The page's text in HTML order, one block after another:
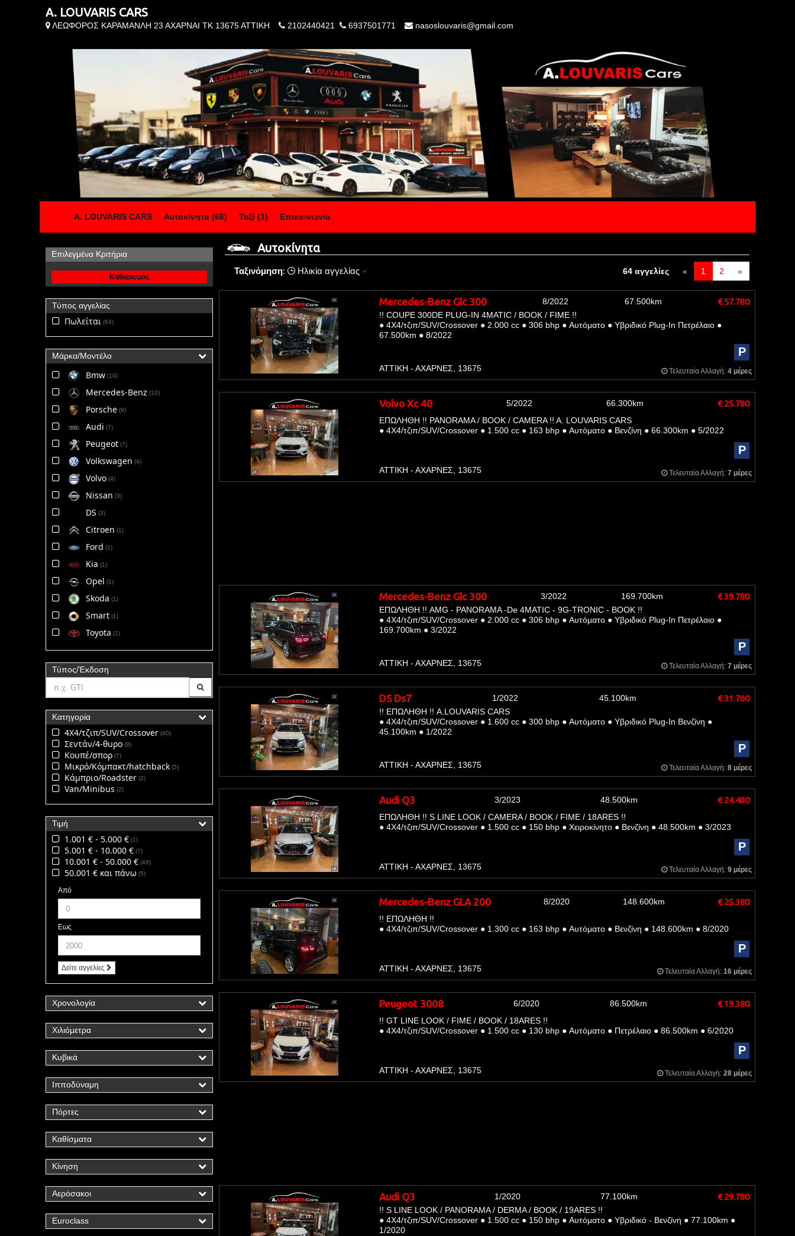
A. LOUVARIS CARS
ΛΕΩΦΟΡΟΣ ΚΑΡΑΜΑΝΛΗ 23 ΑΧΑΡΝΑΙ ΤΚ 13675 ΑΤΤΙΚΗ 2102440421 6937501771 nasoslouvaris@gmail.com
A. LOUVARIS CARS Αυτοκίνητα (66) Ταξί (1) Επικοινωνία
Επιλεγμένα Κριτήρια
Καθαρισμός
Τύπος αγγελίας
Πωλείται 64
Μάρκα/Μοντέλο
Bmw 10
Mercedes-Benz 10
Porsche 9
Audi 7
Peugeot 7
Volkswagen 4
Volvo 4
Nissan 3
DS 3
Citroen 1
Ford 1
Kia 1
Opel 1
Skoda 1
Smart 1
Toyota 1
Τύπος/Έκδοση
Κατηγορία
4Χ4/τζιπ/SUV/Crossover 40
Σεντάν/4-θυρο 8
Κουπέ/σπορ 7
Μικρό/Κόμπακτ/hatchback 5
Κάμπριο/Roadster 2
Van/Minibus 2
Τιμή
1.001 € - 5.000 € 1
5.001 € - 10.000 € 7
10.001 € - 50.000 € 49
50.001 € και πάνω 5
Από
Εως
Δείτε αγγελίες
Χρονολογία
Χιλιόμετρα
Κυβικά
Ιπποδύναμη
Πόρτες
Καθίσματα
Κίνηση
Αερόσακοι
Euroclass
Αυτοκίνητα
64 αγγελίες « 1 2 »
Ταξινόμηση: Ηλικία αγγελίας
Mercedes-Benz Glc 300 8/2022 67.500km € 57.780
!! COUPE 300DE PLUG-IN 4MATIC / BOOK / FIME !!
●4Χ4/τζιπ/SUV/Crossover ●2.000 cc ●306 bhp ●Αυτόματο ●Υβριδικό Plug-In Πετρέλαιο ●
67.500km ●8/2022
P
ΑΤΤΙΚΗ - ΑΧΑΡΝΕΣ, 13675 Τελευταία Αλλαγή: 4 μέρες
Volvo Xc 40 5/2022 66.300km € 25.780
ΕΠΩΛΗΘΗ !! PANORAMA / BOOK / CAMERA !! A. LOUVARIS CARS
●4Χ4/τζιπ/SUV/Crossover ●1.500 cc ●163 bhp ●Αυτόματο ●Βενζίνη ●66.300km ●5/2022
P
ΑΤΤΙΚΗ - ΑΧΑΡΝΕΣ, 13675 Τελευταία Αλλαγή: 7 μέρες
Mercedes-Benz Glc 300 3/2022 169.700km € 39.780
ΕΠΩΛΗΘΗ !! AMG - PANORAMA -De 4MATIC - 9G-TRONIC - BOOK !!
●4Χ4/τζιπ/SUV/Crossover ●2.000 cc ●306 bhp ●Αυτόματο ●Υβριδικό Plug-In Πετρέλαιο ●
169.700km ●3/2022
P
ΑΤΤΙΚΗ - ΑΧΑΡΝΕΣ, 13675 Τελευταία Αλλαγή: 7 μέρες
DS Ds7 1/2022 45.100km € 31.760
!! ΕΠΩΛΗΘΗ !! A.LOUVARIS CARS
●4Χ4/τζιπ/SUV/Crossover ●1.600 cc ●300 bhp ●Αυτόματο ●Υβριδικό Plug-In Βενζίνη ●
45.100km ●1/2022
P
ΑΤΤΙΚΗ - ΑΧΑΡΝΕΣ, 13675 Τελευταία Αλλαγή: 8 μέρες
Audi Q3 3/2023 48.500km € 24.480
ΕΠΩΛΗΘΗ !! S LINE LOOK / CAMERA / BOOK / FIME / 18ARES !!
●4Χ4/τζιπ/SUV/Crossover ●1.500 cc ●150 bhp ●Χειροκίνητο ●Βενζίνη ●48.500km ●3/2023
P
ΑΤΤΙΚΗ - ΑΧΑΡΝΕΣ, 13675 Τελευταία Αλλαγή: 9 μέρες
Mercedes-Benz GLA 200 8/2020 148.600km € 25.380
!! ΕΠΩΛΗΘΗ !!
●4Χ4/τζιπ/SUV/Crossover ●1.300 cc ●163 bhp ●Αυτόματο ●Βενζίνη ●148.600km ●8/2020
P
ΑΤΤΙΚΗ - ΑΧΑΡΝΕΣ, 13675 Τελευταία Αλλαγή: 16 μέρες
Peugeot 3008 6/2020 86.500km € 19.380
!! GT LINE LOOK / FIME / BOOK / 18ARES !!
●4Χ4/τζιπ/SUV/Crossover ●1.500 cc ●130 bhp ●Αυτόματο ●Πετρέλαιο ●86.500km ●6/2020
P
ΑΤΤΙΚΗ - ΑΧΑΡΝΕΣ, 13675 Τελευταία Αλλαγή: 28 μέρες
Audi Q3 1/2020 77.100km € 29.780
!! S LINE LOOK / PANORAMA / DERMA / BOOK / 19ARES !!
●4Χ4/τζιπ/SUV/Crossover ●1.500 cc ●150 bhp ●Αυτόματο ●Υβριδικό - Βενζίνη ●77.100km ●
1/2020